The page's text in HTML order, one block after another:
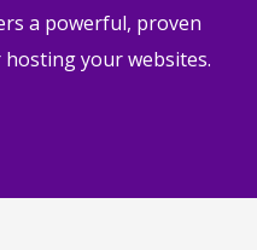
a powerful, proven
your websites.